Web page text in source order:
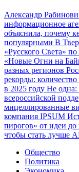
Александр
информационное
объяснила, почему
популярными В
«Русского Света»
«Новые Огни на
разных регионов
рекорды:
в 2025 году Не одна:
всероссийской
мицеллированные
компания IPSUM
пирогов» от идеи
чтобы стать лучше
Общество
Политика